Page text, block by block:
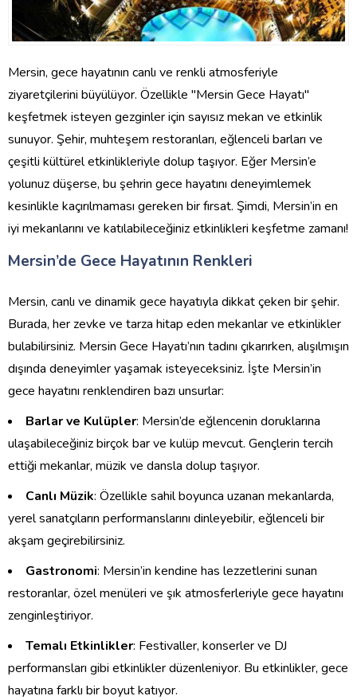
Mersin, gece hayatının canlı ve renkli atmosferiyle
ziyaretçilerini büyülüyor. Özellikle "Mersin Gece Hayatı"
keşfetmek isteyen gezginler için sayısız mekan ve etkinlik
sunuyor. Şehir, muhteşem restoranları, eğlenceli barları ve
çeşitli kültürel etkinlikleriyle dolup taşıyor. Eğer Mersin’e
yolunuz düşerse, bu şehrin gece hayatını deneyimlemek
kesinlikle kaçırılmaması gereken bir fırsat. Şimdi, Mersin’in en
iyi mekanlarını ve katılabileceğiniz etkinlikleri keşfetme zamanı!
Mersin’de Gece Hayatının Renkleri
Mersin, canlı ve dinamik gece hayatıyla dikkat çeken bir şehir.
Burada, her zevke ve tarza hitap eden mekanlar ve etkinlikler
bulabilirsiniz. Mersin Gece Hayatı’nın tadını çıkarırken, alışılmışın
dışında deneyimler yaşamak isteyeceksiniz. İşte Mersin’in
gece hayatını renklendiren bazı unsurlar:
Barlar ve Kulüpler: Mersin’de eğlencenin doruklarına
ulaşabileceğiniz birçok bar ve kulüp mevcut. Gençlerin tercih
ettiği mekanlar, müzik ve dansla dolup taşıyor.
Canlı Müzik: Özellikle sahil boyunca uzanan mekanlarda,
yerel sanatçıların performanslarını dinleyebilir, eğlenceli bir
akşam geçirebilirsiniz.
Gastronomi: Mersin’in kendine has lezzetlerini sunan
restoranlar, özel menüleri ve şık atmosferleriyle gece hayatını
zenginleştiriyor.
Temalı Etkinlikler: Festivaller, konserler ve DJ
performansları gibi etkinlikler düzenleniyor. Bu etkinlikler, gece
hayatına farklı bir boyut katıyor.